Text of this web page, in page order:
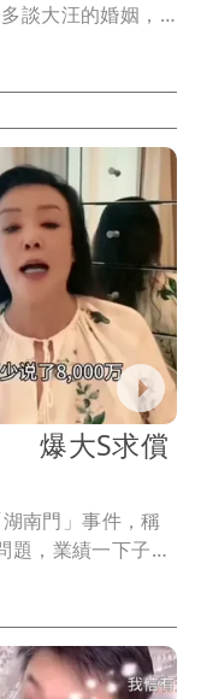
談大汪的婚姻，
爆大S求償
題，業績一下子